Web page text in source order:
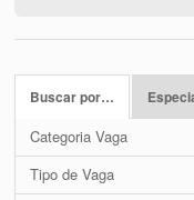
Buscar por…
Categoria Vaga
Tipo de Vaga